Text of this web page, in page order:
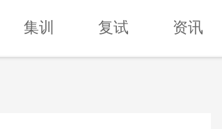
集训 复试 资讯